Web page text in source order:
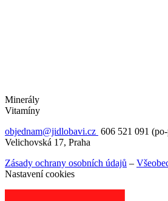
Minerály
Vitamíny
objednam@jidlobavi.cz 606 521 091
Velichovská 17, Praha
Zásady ochrany osobních údajů –
Nastavení cookies